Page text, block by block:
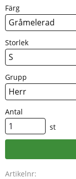
Färg
Storlek
Grupp
Antal
st
Artikelnr